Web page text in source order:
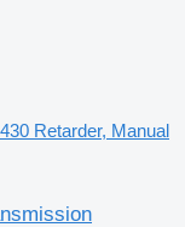
Retarder, Manual